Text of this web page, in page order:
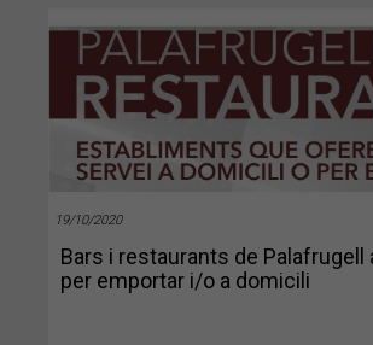
19/10/2020
Bars i restaurants de Palafrugell
per emportar i/o a domicili